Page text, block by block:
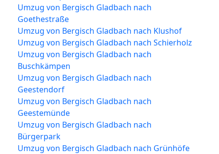
Umzug von Bergisch Gladbach nach
Goethestraße
Umzug von Bergisch Gladbach nach Klushof
Umzug von Bergisch Gladbach nach Schierholz
Umzug von Bergisch Gladbach nach
Buschkämpen
Umzug von Bergisch Gladbach nach
Geestendorf
Umzug von Bergisch Gladbach nach
Geestemünde
Umzug von Bergisch Gladbach nach
Bürgerpark
Umzug von Bergisch Gladbach nach Grünhöfe